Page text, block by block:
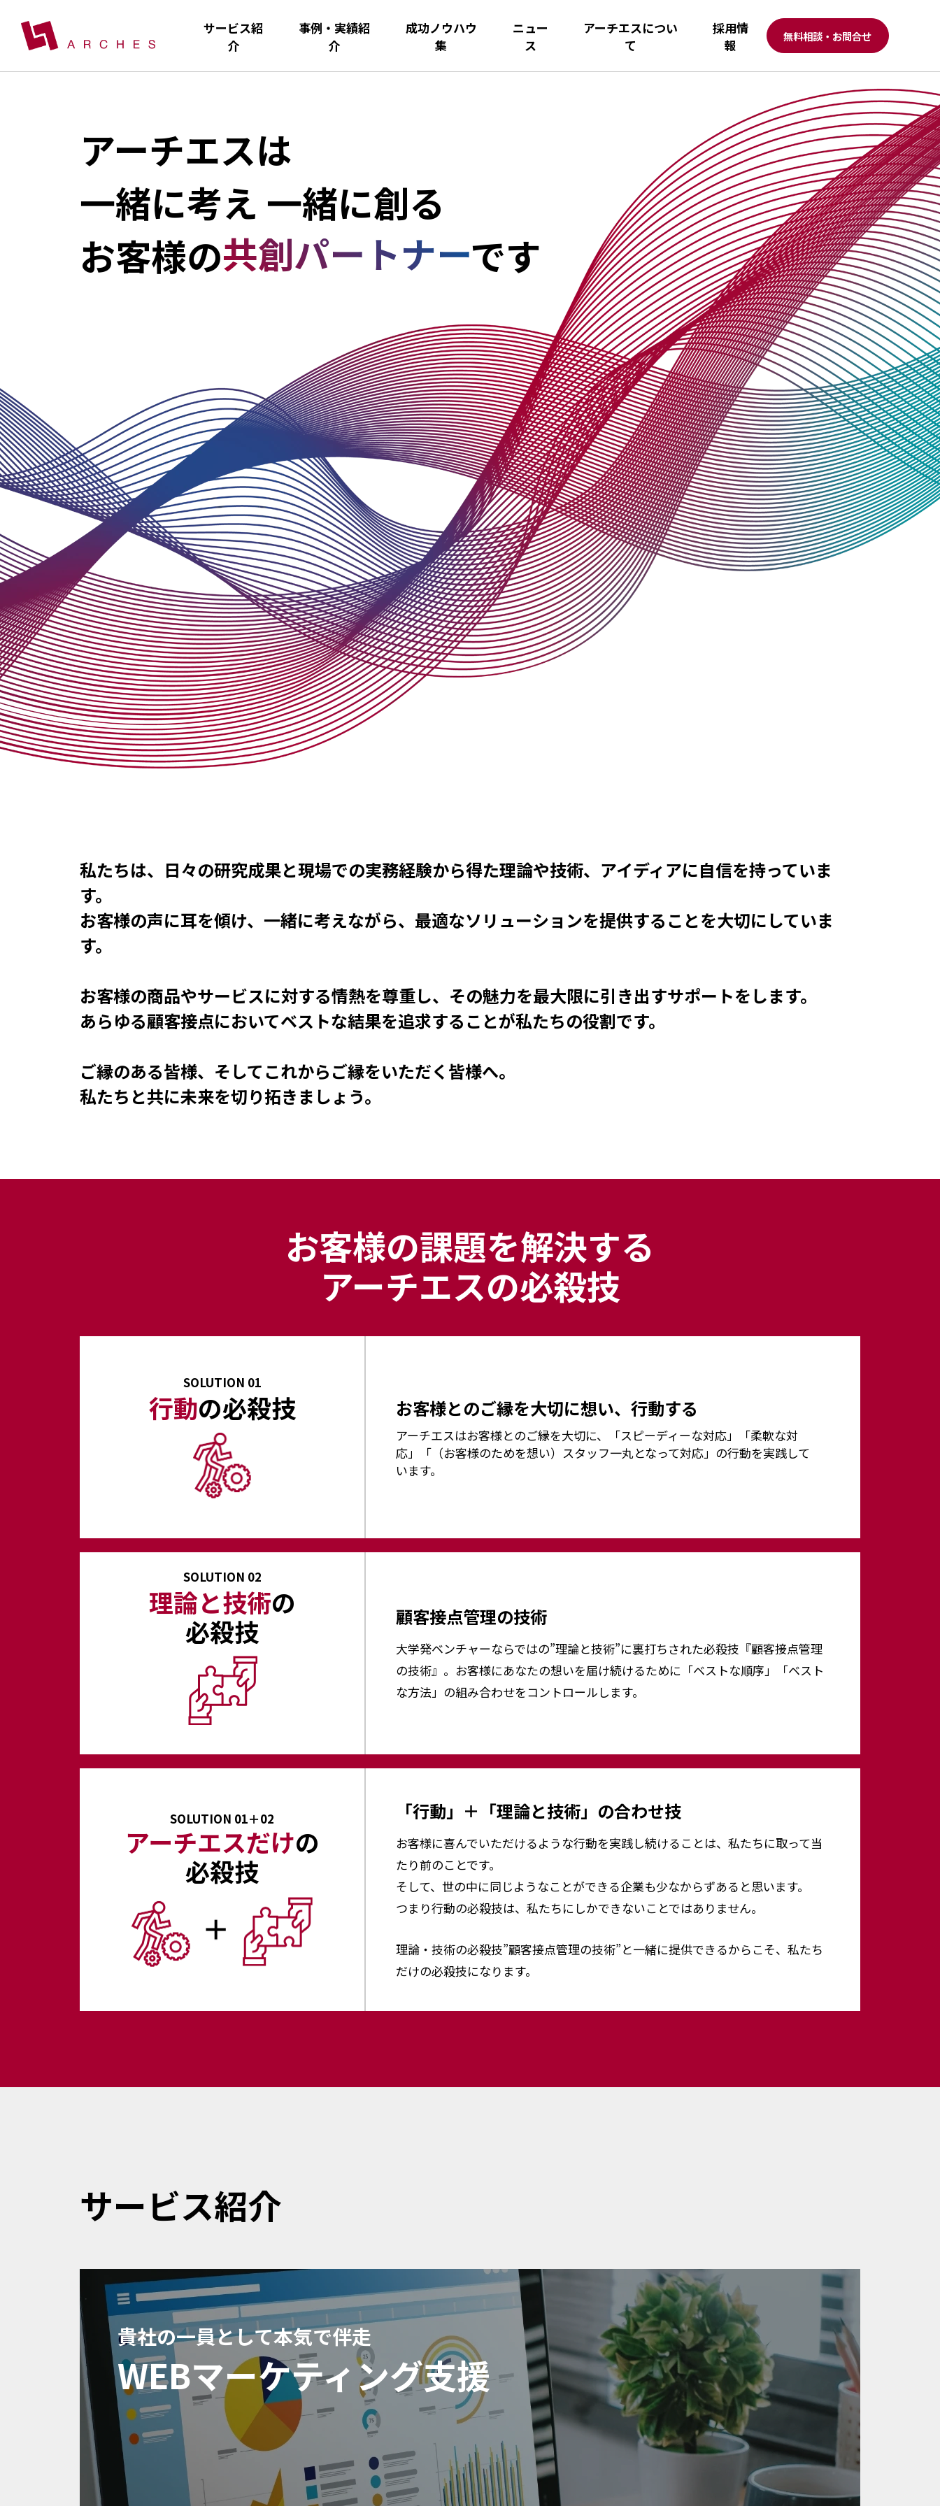
サービス紹
介
事例・実績紹
介
成功ノウハウ
集
ニュー
ス
アーチエスについ
て
採用情
報
無料相談・お問合せ
アーチエスは
一緒に考え 一緒に創る
お客様の共創パートナーです
私たちは、日々の研究成果と現場での実務経験から得た理論や技術、アイディアに自信を持っていま
す。
お客様の声に耳を傾け、一緒に考えながら、最適なソリューションを提供することを大切にしていま
す。
お客様の商品やサービスに対する情熱を尊重し、その魅力を最大限に引き出すサポートをします。
あらゆる顧客接点においてベストな結果を追求することが私たちの役割です。
ご縁のある皆様、そしてこれからご縁をいただく皆様へ。
私たちと共に未来を切り拓きましょう。
お客様の課題を解決する
アーチエスの必殺技
SOLUTION 01
行動の必殺技 お客様とのご縁を大切に想い、行動する
アーチエスはお客様とのご縁を大切に、「スピーディーな対応」「柔軟な対
応」「（お客様のためを想い）スタッフ一丸となって対応」の行動を実践して
います。
SOLUTION 02
理論と技術の
必殺技
顧客接点管理の技術
大学発ベンチャーならではの”理論と技術”に裏打ちされた必殺技『顧客接点管理
の技術』。お客様にあなたの想いを届け続けるために「ベストな順序」「ベスト
な方法」の組み合わせをコントロールします。
SOLUTION 01＋02
アーチエスだけの
必殺技
「行動」＋「理論と技術」の合わせ技
お客様に喜んでいただけるような行動を実践し続けることは、私たちに取って当
たり前のことです。
そして、世の中に同じようなことができる企業も少なからずあると思います。
つまり行動の必殺技は、私たちにしかできないことではありません。
理論・技術の必殺技”顧客接点管理の技術”と一緒に提供できるからこそ、私たち
だけの必殺技になります。
サービス紹介
貴社の一員として本気で伴走
WEBマーケティング支援